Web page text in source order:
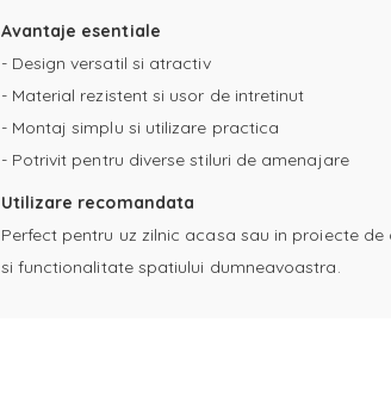
Avantaje esentiale
- Design versatil si atractiv
- Material rezistent si usor de intretinut
- Montaj simplu si utilizare practica
- Potrivit pentru diverse stiluri de amenajare
Utilizare recomandata
Perfect pentru uz zilnic acasa sau in proiecte
si functionalitate spatiului dumneavoastra.